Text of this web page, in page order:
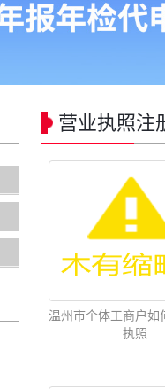
营业执照注
温州市个体工商户如
执照